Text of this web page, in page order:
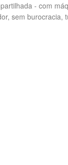
- com
sem burocracia,